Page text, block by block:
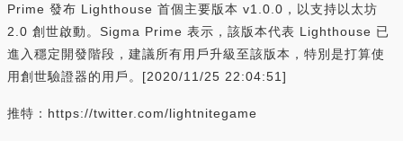
Prime 發布 Lighthouse 首個主要版本 v1.0.0，以支持以太坊
2.0 創世啟動。Sigma Prime 表示，該版本代表 Lighthouse 已
進入穩定開發階段，建議所有用戶升級至該版本，特別是打算使
用創世驗證器的用戶。[2020/11/25 22:04:51]
推特：https://twitter.com/lightnitegame